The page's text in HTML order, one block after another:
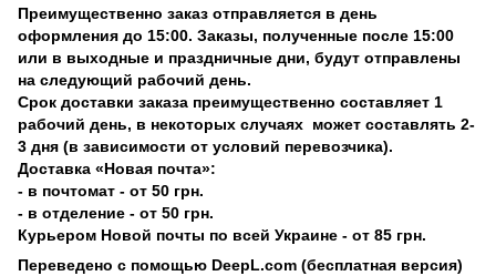
Преимущественно заказ отправляется в день
оформления до 15:00. Заказы, полученные после 15:00
или в выходные и праздничные дни, будут отправлены
на следующий рабочий день.
Срок доставки заказа преимущественно составляет 1
рабочий день, в некоторых случаях может составлять 2-
3 дня (в зависимости от условий перевозчика).
Доставка «Новая почта»:
- в почтомат - от 50 грн.
- в отделение - от 50 грн.
Курьером Новой почты по всей Украине - от 85 грн.
Переведено с помощью DeepL.com (бесплатная версия)